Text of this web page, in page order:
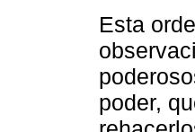
Esta
poder,